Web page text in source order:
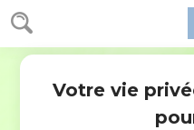
Votre vie